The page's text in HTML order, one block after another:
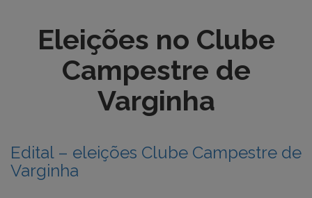
Eleições no Clube
Campestre de
Varginha
Edital – eleições Clube Campestre de
Varginha